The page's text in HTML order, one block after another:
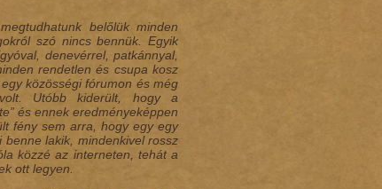
belőlük minden
szó nincs bennük. Egyik
denevérrel, patkánnyal,
rendetlen és csupa kosz
közösségi fórumon és még
Utóbb kiderült, hogy a
és ennek eredményeképpen
fény sem arra, hogy egy egy
lakik, mindenkivel rossz
közzé az interneten, tehát a
ott legyen.